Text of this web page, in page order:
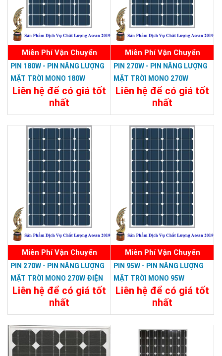
Miễn Phí Vận Chuyển
PIN 180W - PIN NĂNG LƯỢNG
MẶT TRỜI MONO 180W
Liên hệ để có giá tốt
nhất
Miễn Phí Vận Chuyển
PIN 270W - PIN NĂNG LƯỢNG
MẶT TRỜI MONO 270W
Liên hệ để có giá tốt
nhất
Miễn Phí Vận Chuyển
PIN 270W - PIN NĂNG LƯỢNG
MẶT TRỜI MONO 270W ĐIỆN
ÁP CAO
Liên hệ để có giá tốt
nhất
Miễn Phí Vận Chuyển
PIN 95W - PIN NĂNG LƯỢNG
MẶT TRỜI MONO 95W
Liên hệ để có giá tốt
nhất